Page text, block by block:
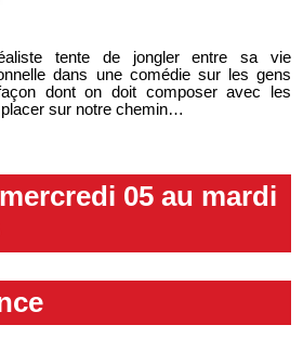
tente de jongler entre sa vie
dans une comédie sur les gens
dont on doit composer avec les
placer sur notre chemin…
05 au mardi